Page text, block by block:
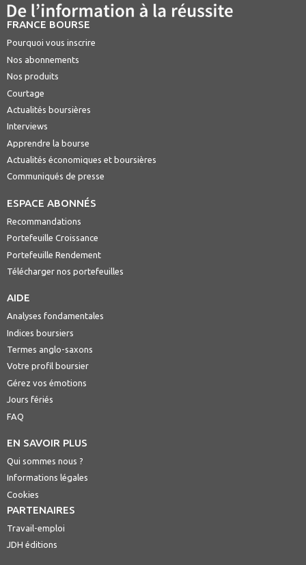
FRANCE BOURSE
Pourquoi vous inscrire
Nos abonnements
Nos produits
Courtage
Actualités boursières
Interviews
Apprendre la bourse
Actualités économiques et boursières
Communiqués de presse
ESPACE ABONNÉS
Recommandations
Portefeuille Croissance
Portefeuille Rendement
Télécharger nos portefeuilles
AIDE
Analyses fondamentales
Indices boursiers
Termes anglo-saxons
Votre profil boursier
Gérez vos émotions
Jours fériés
FAQ
EN SAVOIR PLUS
Qui sommes nous ?
Informations légales
Cookies
PARTENAIRES
Travail-emploi
JDH éditions